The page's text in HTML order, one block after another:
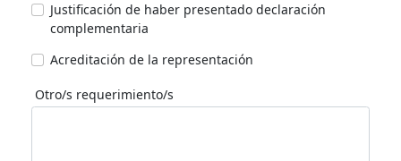
Justificación de haber presentado declaración
complementaria
Acreditación de la representación
Otro/s requerimiento/s